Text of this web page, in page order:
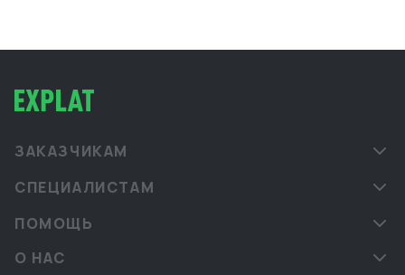
ЗАКАЗЧИКАМ
СПЕЦИАЛИСТАМ
ПОМОЩЬ
О НАС